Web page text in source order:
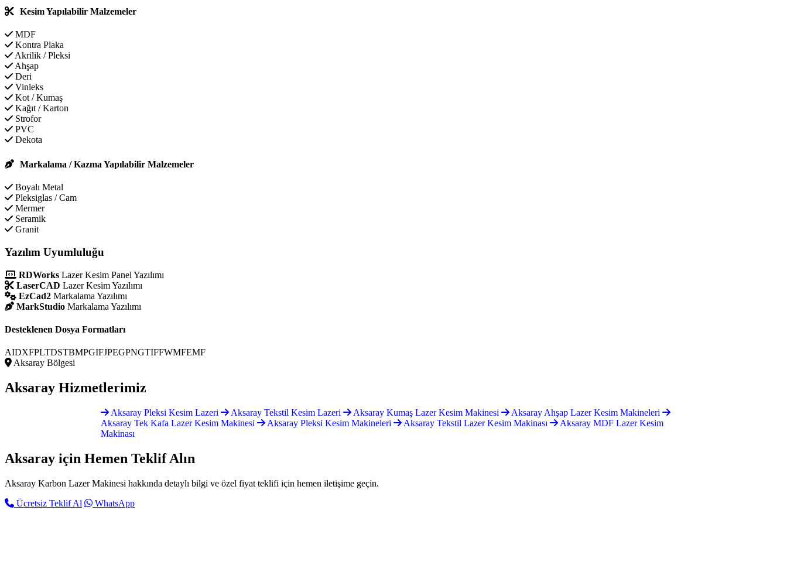
Kesim Yapılabilir Malzemeler
MDF
Kontra Plaka
Akrilik / Pleksi
Ahşap
Deri
Vinleks
Kot / Kumaş
Kağıt / Karton
Strofor
PVC
Dekota
Markalama / Kazma Yapılabilir Malzemeler
Boyalı Metal
Pleksiglas / Cam
Mermer
Seramik
Granit
Yazılım Uyumluluğu
RDWorks Lazer Kesim Panel Yazılımı
LaserCAD Lazer Kesim Yazılımı
EzCad2 Markalama Yazılımı
MarkStudio Markalama Yazılımı
Desteklenen Dosya Formatları
AIDXFPLTDSTBMPGIFJPEGPNGTIFFWMFEMF
Aksaray Bölgesi
Aksaray Hizmetlerimiz
Aksaray Pleksi Kesim Lazeri Aksaray Tekstil Kesim Lazeri Aksaray Kumaş Lazer Kesim Makinesi
Aksaray Ahşap Lazer Kesim Makineleri
Aksaray Tek Kafa Lazer Kesim Makinesi
Aksaray Pleksi Kesim Makineleri Aksaray Tekstil Lazer Kesim Makinası
Aksaray MDF Lazer Kesim
Makinası
Aksaray için Hemen Teklif Alın
Aksaray Karbon Lazer Makinesi hakkında detaylı bilgi ve özel fiyat teklifi için hemen iletişime geçin.
Ücretsiz Teklif Al
WhatsApp